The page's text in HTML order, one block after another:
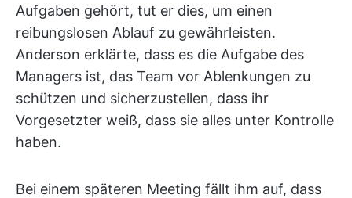
Aufgaben gehört, tut er dies, um einen
reibungslosen Ablauf zu gewährleisten.
Anderson erklärte, dass es die Aufgabe des
Managers ist, das Team vor Ablenkungen zu
schützen und sicherzustellen, dass ihr
Vorgesetzter weiß, dass sie alles unter Kontrolle
haben.
Bei einem späteren Meeting fällt ihm auf, dass